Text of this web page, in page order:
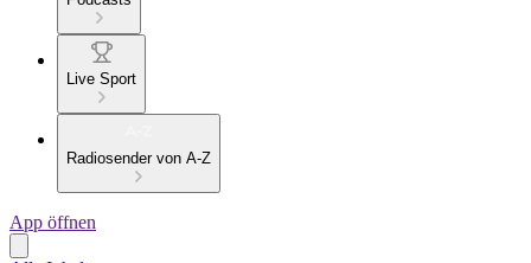
Live Sport
Radiosender von A-Z
App öffnen